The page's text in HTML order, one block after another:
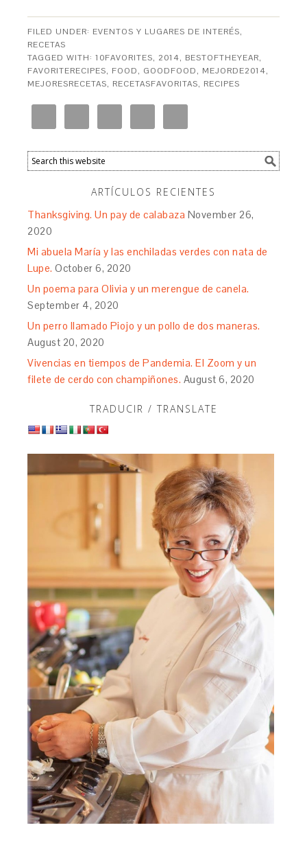
FILED UNDER: EVENTOS Y LUGARES DE INTERÉS,
RECETAS
TAGGED WITH:10FAVORITES, 2014, BESTOFTHEYEAR,
FAVORITERECIPES, FOOD, GOODFOOD, MEJORDE2014,
MEJORESRECETAS, RECETASFAVORITAS, RECIPES
ARTÍCULOS RECIENTES
Thanksgiving. Un pay de calabaza November 26,
2020
Mi abuela María y las enchiladas verdes con nata de
Lupe. October 6, 2020
Un poema para Olivia y un merengue de canela.
September 4, 2020
Un perro llamado Piojo y un pollo de dos maneras.
August 20, 2020
Vivencias en tiempos de Pandemia. El Zoom y un
filete de cerdo con champiñones. August 6, 2020
TRADUCIR / TRANSLATE